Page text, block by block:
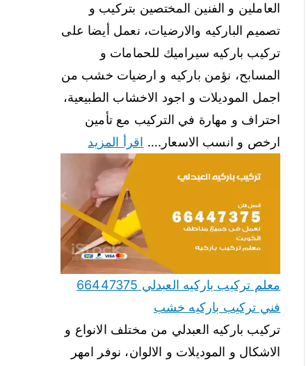
العاملين و الفنين المختصين بتركيب و
تصميم الباركيه والارضيات، نعمل أيضا على
تركيب باركيه سيراميك للحمامات و
المسابح، نؤمن باركيه و ارضيات خشب من
اجمل الموديلات و اجود الاخشاب الطبيعية،
احتراف و مهارة في التركيب مع تأمين
ارخص و انسب الاسعار.… اقرأ المزيد
معلم تركيب باركيه العبدلي 66447375
فني تركيب باركيه خشب
تركيب باركيه العبدلي من مختلف الانواع و
الاشكال و الموديلات و الالوان، نوفر امهر